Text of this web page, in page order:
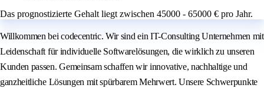
Das prognostizierte Gehalt liegt zwischen 45000 - 65000 € pro Jahr.
Willkommen bei codecentric. Wir sind ein IT-Consulting Unternehmen mit
Leidenschaft für individuelle Softwarelösungen, die wirklich zu unseren
Kunden passen. Gemeinsam schaffen wir innovative, nachhaltige und
ganzheitliche Lösungen mit spürbarem Mehrwert. Unsere Schwerpunkte